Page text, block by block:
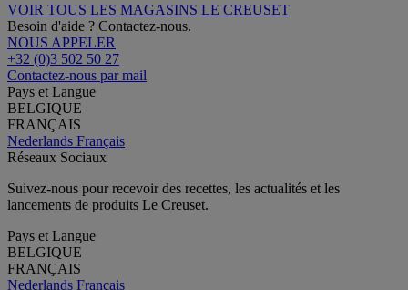
VOIR TOUS LES MAGASINS LE CREUSET
Besoin d'aide ? Contactez-nous.
NOUS APPELER
+32 (0)3 502 50 27
Contactez-nous par mail
Pays et Langue
BELGIQUE
FRANÇAIS
Nederlands Français
Réseaux Sociaux
Suivez-nous pour recevoir des recettes, les actualités et les
lancements de produits Le Creuset.
Pays et Langue
BELGIQUE
FRANÇAIS
Nederlands Français